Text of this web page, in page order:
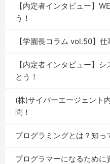
【内定者インタビュー】
う！
【学園長コラム vol.50】
【内定者インタビュー】
とう！
(株)サイバーエージェント
問！
プログラミングとは？知っ
プログラマーになるため